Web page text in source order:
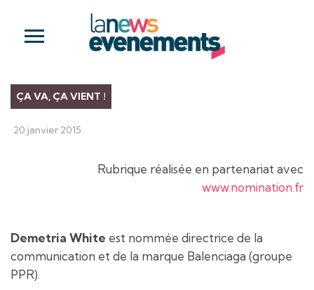
ÇA VA, ÇA VIENT !
20 janvier 2015
Rubrique réalisée en partenariat avec
www.nomination.fr
Demetria White est nommée directrice de la
communication et de la marque Balenciaga (groupe
PPR).